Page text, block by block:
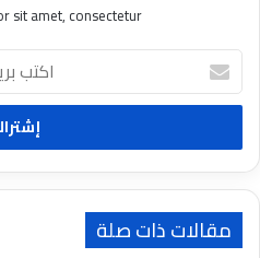
sit amet, consectetur.
ا
ت
ب
ر
ي
د
كمقالات ذات صلة